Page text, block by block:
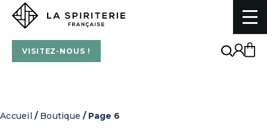
Skip
content
VISITEZ-NOUS !
La Spiriterie Française
Accueil / Boutique / Page 6